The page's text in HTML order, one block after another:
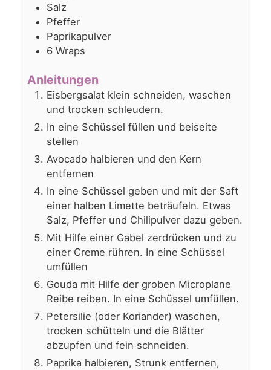
Salz
Pfeffer
Paprikapulver
6 Wraps
Anleitungen
Eisbergsalat klein schneiden, waschen
und trocken schleudern.
In eine Schüssel füllen und beiseite
stellen
Avocado halbieren und den Kern
entfernen
In eine Schüssel geben und mit der Saft
einer halben Limette beträufeln. Etwas
Salz, Pfeffer und Chilipulver dazu geben.
Mit Hilfe einer Gabel zerdrücken und zu
einer Creme rühren. In eine Schüssel
umfüllen
Gouda mit Hilfe der groben Microplane
Reibe reiben. In eine Schüssel umfüllen.
Petersilie (oder Koriander) waschen,
trocken schütteln und die Blätter
abzupfen und fein schneiden.
Paprika halbieren, Strunk entfernen,